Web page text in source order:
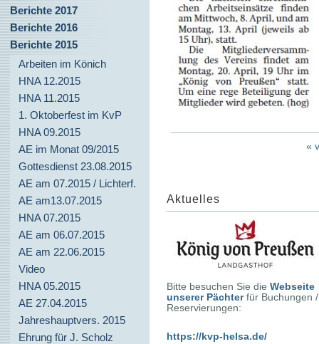
Berichte 2017
Berichte 2016
Berichte 2015
Arbeiten im Könich
HNA 12.2015
HNA 11.2015
1. Oktoberfest im KvP
HNA 09.2015
AE im Monat 09/2015
Gottesdienst 23.08.2015
AE am 07.2015 / Lichterf.
AE am13.07.2015
HNA 07.2015
AE am 06.07.2015
AE am 22.06.2015
Video
HNA 05.2015
AE 27.04.2015
Jahreshauptvers. 2015
Ehrung für J. Scholz
«
Aktuelles
Bitte besuchen Sie die Webseite
unserer Pächterfür Buchungen /
Reservierungen:
https://kvp-helsa.de/